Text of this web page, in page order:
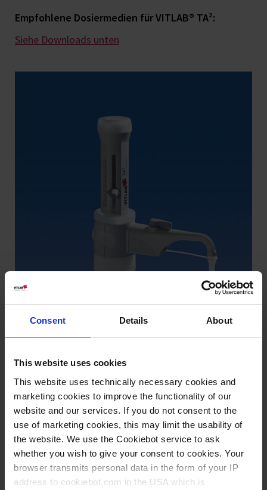
Consent Details About
This website uses cookies
This website uses technically necessary cookies and
marketing cookies to improve the functionality of our
website and our services. If you do not consent to the
use of marketing cookies, this may limit the usability of
the website. We use the Cookiebot service to ask
whether you wish to give your consent to cookies. Your
browser transmits personal data in the form of your IP
address to cookiebot.com in the USA which is
Empfohlene Dosiermedien für VITLAB® TA²:
Siehe Downloads unten
Qualitätszertifikat